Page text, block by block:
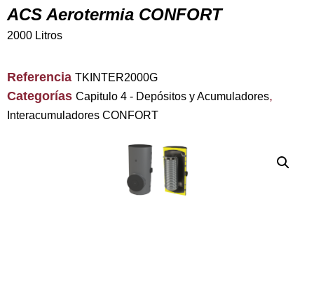
ACS Aerotermia CONFORT
2000 Litros
Referencia TKINTER2000G
Categorías Capitulo 4 - Depósitos y Acumuladores,
Interacumuladores CONFORT